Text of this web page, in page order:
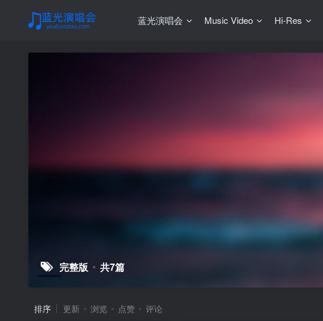
蓝光演唱会 Music Video Hi-Res
完整版 共7篇
排序 更新 浏览 点赞 评论